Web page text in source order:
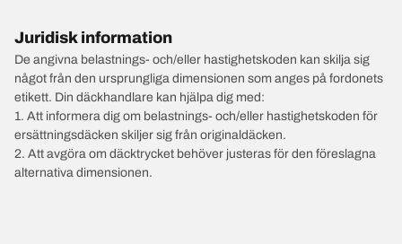
Juridisk information
De angivna belastnings- och/eller hastighetskoden kan skilja sig
något från den ursprungliga dimensionen som anges på fordonets
etikett. Din däckhandlare kan hjälpa dig med:
1. Att informera dig om belastnings- och/eller hastighetskoden för
ersättningsdäcken skiljer sig från originaldäcken.
2. Att avgöra om däcktrycket behöver justeras för den föreslagna
alternativa dimensionen.